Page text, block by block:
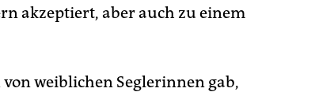
akzeptiert, aber auch zu einem
weiblichen Seglerinnen gab,